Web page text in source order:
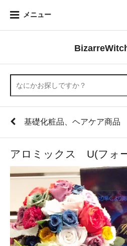
メニュー
基礎化粧品、ヘアケア商品
アロミックス U(フォ